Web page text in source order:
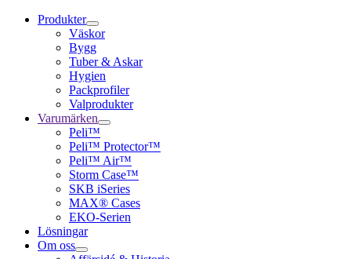
Produkter
Väskor
Bygg
Tuber & Askar
Hygien
Packprofiler
Valprodukter
Varumärken
Peli™
Peli™ Protector™
Peli™ Air™
Storm Case™
SKB iSeries
MAX® Cases
EKO-Serien
Lösningar
Om oss